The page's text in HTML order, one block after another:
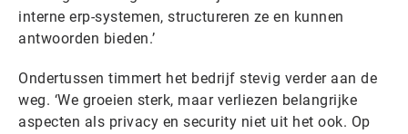
interne erp-systemen, structureren ze en kunnen
antwoorden bieden.’
Ondertussen timmert het bedrijf stevig verder aan de
weg. ‘We groeien sterk, maar verliezen belangrijke
aspecten als privacy en security niet uit het ook. Op